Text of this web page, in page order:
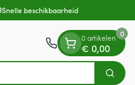
Snelle beschikbaarheid
Zoek
0 artikelen
€ 0,00
0